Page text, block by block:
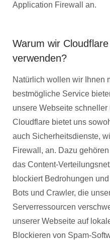
Application Firewall an.
Warum wir
verwenden?
Natürlich wollen wir Ihnen
bestmögliche Service
unsere Webseite
Cloudflare bietet uns
auch Sicherheitsdienste,
Firewall, an. Dazu
das Content-
blockiert Bedrohungen
Bots und Crawler, die
Serverressourcen
unserer Webseite auf
Blockieren von Spam-